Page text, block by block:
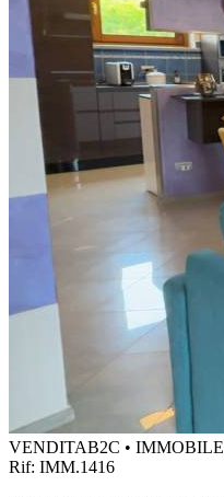
VENDITAB2C • IMMOBILE
Rif: IMM.1416